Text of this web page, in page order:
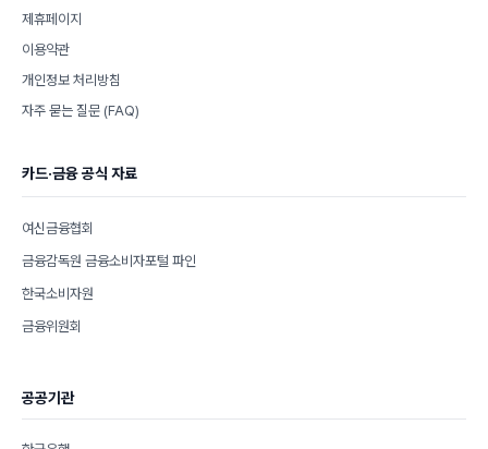
제휴페이지
이용약관
개인정보 처리방침
자주 묻는 질문 (FAQ)
카드·금융 공식 자료
여신금융협회
금융감독원 금융소비자포털 파인
한국소비자원
금융위원회
공공기관